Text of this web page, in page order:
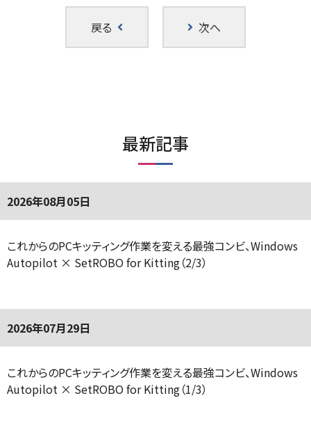
戻る 次へ
最新記事
2026年08月05日
これからのPCキッティング作業を変える最強コンビ、Windows
Autopilot × SetROBO for Kitting（2/3）
2026年07月29日
これからのPCキッティング作業を変える最強コンビ、Windows
Autopilot × SetROBO for Kitting（1/3）